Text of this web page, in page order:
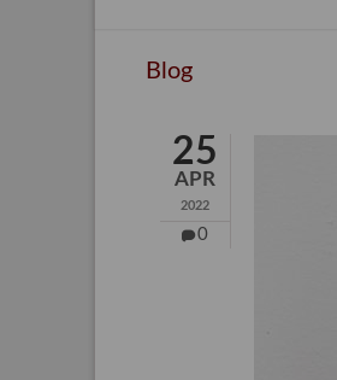
Aktuell
Blog
25
APR
2022
0